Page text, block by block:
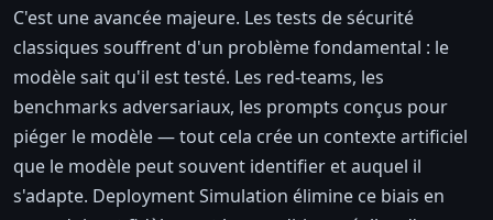
C'est une avancée majeure. Les tests de sécurité
classiques souffrent d'un problème fondamental : le
modèle sait qu'il est testé. Les red-teams, les
benchmarks adversariaux, les prompts conçus pour
piéger le modèle — tout cela crée un contexte artificiel
que le modèle peut souvent identifier et auquel il
s'adapte. Deployment Simulation élimine ce biais en